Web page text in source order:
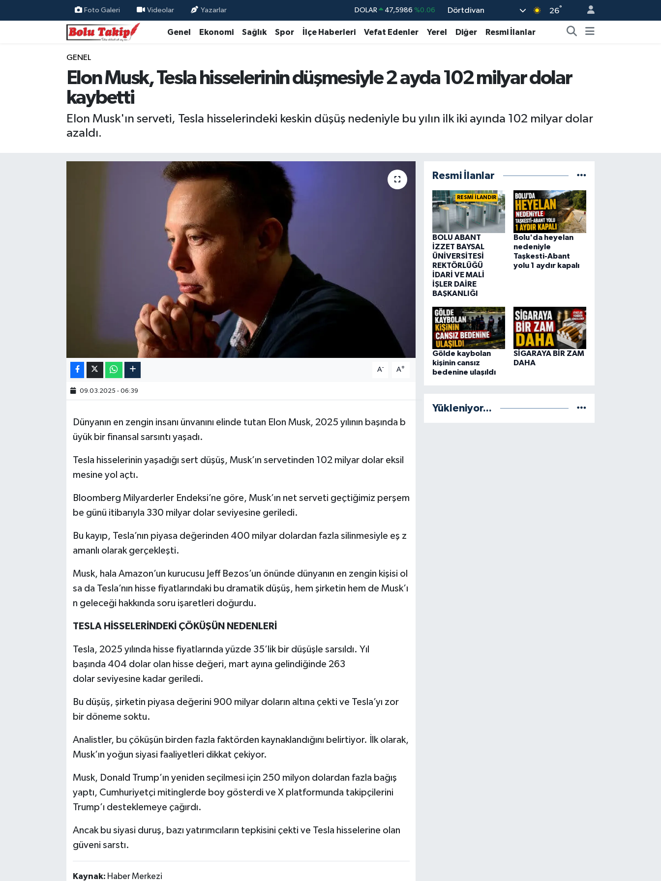
Foto Galeri Videolar Yazarlar DOLAR 47,5986 %0.06
EURO 55,0700 %0.1
BİST100 13.703 %0
Dörtdivan 26°
Genel Ekonomi Sağlık Spor İlçe Haberleri Vefat Edenler Yerel Diğer Resmi İlanlar
GENEL
Elon Musk, Tesla hisselerinin düşmesiyle 2 ayda 102 milyar dolar
kaybetti
Elon Musk'ın serveti, Tesla hisselerindeki keskin düşüş nedeniyle bu yılın ilk iki ayında 102 milyar dolar
azaldı.
A- A+
09.03.2025 - 06:39
Dünyanın en zengin insanı ünvanını elinde tutan Elon Musk, 2025 yılının başında b
üyük bir finansal sarsıntı yaşadı.
Tesla hisselerinin yaşadığı sert düşüş, Musk’ın servetinden 102 milyar dolar eksil
mesine yol açtı.
Bloomberg Milyarderler Endeksi’ne göre, Musk’ın net serveti geçtiğimiz perşem
be günü itibarıyla 330 milyar dolar seviyesine geriledi.
Bu kayıp, Tesla’nın piyasa değerinden 400 milyar dolardan fazla silinmesiyle eş z
amanlı olarak gerçekleşti.
Musk, hala Amazon’un kurucusu Jeff Bezos’un önünde dünyanın en zengin kişisi ol
sa da Tesla’nın hisse fiyatlarındaki bu dramatik düşüş, hem şirketin hem de Musk’ı
n geleceği hakkında soru işaretleri doğurdu.
TESLA HİSSELERİNDEKİ ÇÖKÜŞÜN NEDENLERİ
Tesla, 2025 yılında hisse fiyatlarında yüzde 35’lik bir düşüşle sarsıldı. Yıl
başında 404 dolar olan hisse değeri, mart ayına gelindiğinde 263
dolar seviyesine kadar geriledi.
Bu düşüş, şirketin piyasa değerini 900 milyar doların altına çekti ve Tesla’yı zor
bir döneme soktu.
Analistler, bu çöküşün birden fazla faktörden kaynaklandığını belirtiyor. İlk olarak,
Musk’ın yoğun siyasi faaliyetleri dikkat çekiyor.
Musk, Donald Trump’ın yeniden seçilmesi için 250 milyon dolardan fazla bağış
yaptı, Cumhuriyetçi mitinglerde boy gösterdi ve X platformunda takipçilerini
Trump’ı desteklemeye çağırdı.
Ancak bu siyasi duruş, bazı yatırımcıların tepkisini çekti ve Tesla hisselerine olan
güveni sarstı.
Kaynak: Haber Merkezi
Resmi İlanlar
RESMİ İLANDIR
BOLU ABANT
İZZET BAYSAL
ÜNİVERSİTESİ
REKTÖRLÜĞÜ
İDARİ VE MALİ
İŞLER DAİRE
BAŞKANLIĞI
Bolu'da heyelan
nedeniyle
Taşkesti-Abant
yolu 1 aydır kapalı
Gölde kaybolan
kişinin cansız
bedenine ulaşıldı
SİGARAYA BİR ZAM
DAHA
Yükleniyor...